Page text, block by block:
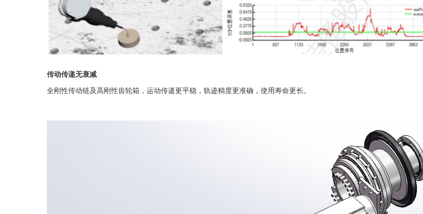
传动传递无衰减
全刚性传动链及高刚性齿轮箱，运动传递更平稳，轨迹精度更准确，使用寿命更长。